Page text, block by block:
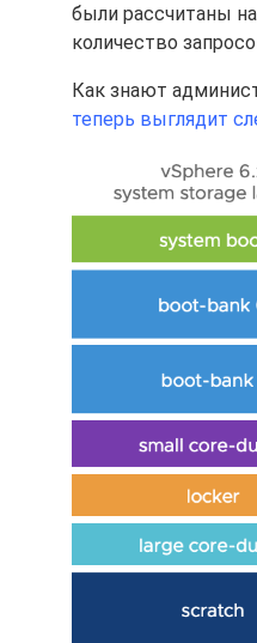
были рассчитаны
количество
Как знают
теперь выглядит